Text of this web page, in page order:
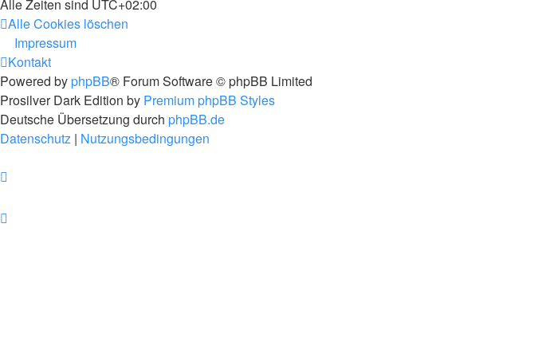
Alle Zeiten sind UTC+02:00
Alle Cookies löschen
Impressum
Kontakt
Powered byphpBB® Forum Software © phpBB Limited
Prosilver Dark Edition by Premium phpBB Styles
Deutsche Übersetzung durch phpBB.de
Datenschutz | Nutzungsbedingungen